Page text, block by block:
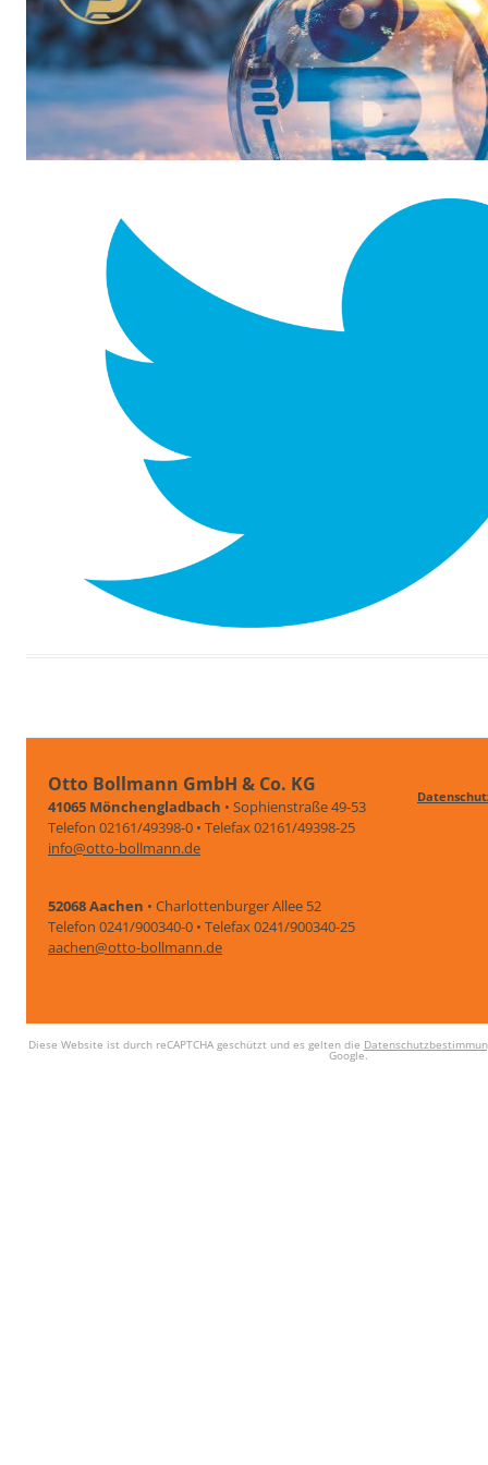
Otto Bollmann GmbH & Co. KG
41065 Mönchengladbach • Sophienstraße 49-53
Telefon 02161/49398-0 • Telefax 02161/49398-25
info@otto-bollmann.de
52068 Aachen • Charlottenburger Allee 52
Telefon 0241/900340-0 • Telefax 0241/900340-25
aachen@otto-bollmann.de
Diese Website ist durch reCAPTCHA geschützt und es gelten die
Google.